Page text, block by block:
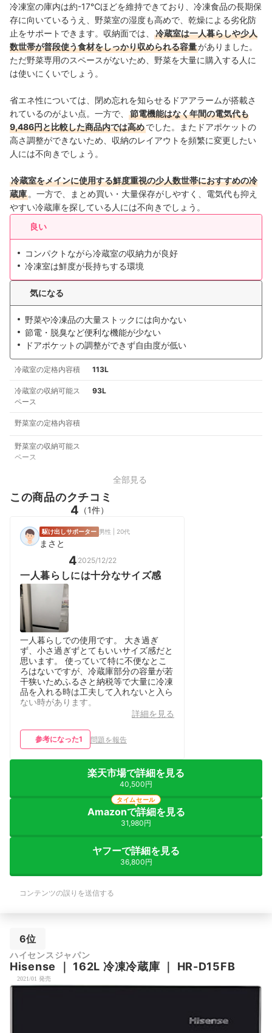
冷凍室の庫内は約-17℃ほどを維持できており、冷凍食品の長期保
存に向いているうえ、野菜室の湿度も高めで、乾燥による劣化防
止をサポートできます。収納面では、
冷蔵室は一人暮らしや少人
数世帯が普段使う食材をしっかり収められる容量がありました。
ただ野菜専用のスペースがないため、野菜を大量に購入する人に
は使いにくいでしょう。
省エネ性については、閉め忘れを知らせるドアアラームが搭載さ
れているのがよい点。一方で、
節電機能はなく年間の電気代も
9,486円と比較した商品内では高めでした。またドアポケットの
高さ調整ができないため、収納のレイアウトを頻繁に変更したい
人には不向きでしょう。
冷蔵室をメインに使用する鮮度重視の少人数世帯におすすめの冷
蔵庫 。一方で、まとめ買い・大量保存がしやすく、電気代も抑え
やすい冷蔵庫を探している人には不向きでしょう。
良い
コンパクトながら冷蔵室の収納力が良好
冷凍室は鮮度が長持ちする環境
気になる
野菜や冷凍品の大量ストックには向かない
節電・脱臭など便利な機能が少ない
ドアポケットの調整ができず自由度が低い
冷蔵室の定格内容積 113L
冷蔵室の収納可能ス
ペース
93L
野菜室の定格内容積
野菜室の収納可能ス
ペース
全部見る
この商品のクチコミ
4 （1件）
駆け出しサポーター 男性 | 20代
まさと
4 2025/12/22
一人暮らしには十分なサイズ感
一人暮らしでの使用です。 大き過ぎ
ず、小さ過ぎずとてもいいサイズ感だと
思います。 使っていて特に不便なとこ
ろはないですが、冷蔵庫部分の容量が若
干狭いためふるさと納税等で大量に冷凍
品を入れる時は工夫して入れないと入ら
ない時があります。
詳細を見る
参考になった1 問題を報告
楽天市場で詳細を見る
40,500円
Amazonで詳細を見る
31,980円
タイムセール
ヤフーで詳細を見る
36,800円
コンテンツの誤りを送信する
6位
ハイセンスジャパン
Hisense ｜ 162L 冷凍冷蔵庫 ｜ ‎HR-D15FB
2021/01 発売